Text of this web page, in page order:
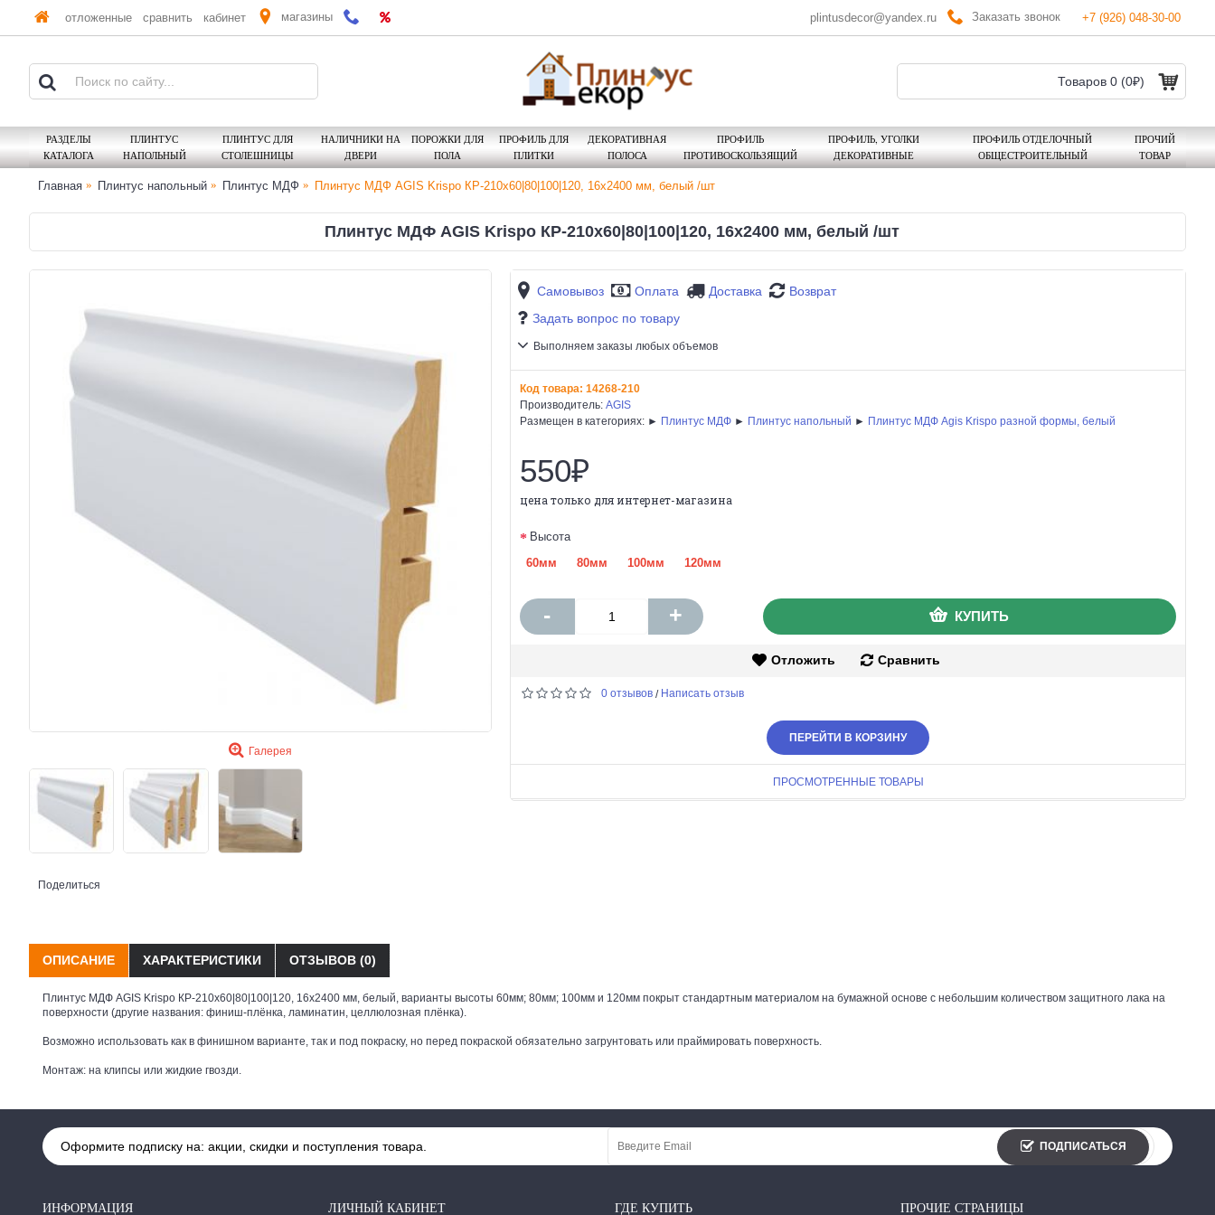
отложенные сравнить кабинет магазины plintusdecor@yandex.ru Заказать звонок +7 (926) 048-30-00
Товаров 0 (0₽)
РАЗДЕЛЫ
КАТАЛОГА
ПЛИНТУС
НАПОЛЬНЫЙ
ПЛИНТУС ДЛЯ
СТОЛЕШНИЦЫ
НАЛИЧНИКИ НА
ДВЕРИ
ПОРОЖКИ ДЛЯ
ПОЛА
ПРОФИЛЬ ДЛЯ
ПЛИТКИ
ДЕКОРАТИВНАЯ
ПОЛОСА
ПРОФИЛЬ
ПРОТИВОСКОЛЬЗЯЩИЙ
ПРОФИЛЬ, УГОЛКИ
ДЕКОРАТИВНЫЕ
ПРОФИЛЬ ОТДЕЛОЧНЫЙ
ОБЩЕСТРОИТЕЛЬНЫЙ
ПРОЧИЙ
ТОВАР
Главная Плинтус напольный Плинтус МДФ Плинтус МДФ AGIS Krispo КР-210х60|80|100|120, 16х2400 мм, белый /шт
Плинтус МДФ AGIS Krispo КР-210х60|80|100|120, 16х2400 мм, белый /шт
Галерея
Поделиться
Самовывоз Оплата Доставка
Возврат
Задать вопрос по товару
Выполняем заказы любых объемов
Код товара: 14268-210
Производитель: AGIS
Размещен в категориях: ► Плинтус МДФ ► Плинтус напольный ► Плинтус МДФ Agis Krispo разной формы, белый
550₽
цена только для интернет-магазина
Высота
60мм
80мм 100мм 120мм
- + КУПИТЬ
Отложить Сравнить
0 отзывов / Написать отзыв
ПЕРЕЙТИ В КОРЗИНУ
ПРОСМОТРЕННЫЕ ТОВАРЫ
ОПИСАНИЕ ХАРАКТЕРИСТИКИ ОТЗЫВОВ (0)
Плинтус МДФ AGIS Krispo КР-210х60|80|100|120, 16х2400 мм, белый, варианты высоты 60мм; 80мм; 100мм и 120мм покрыт стандартным материалом на бумажной основе с небольшим количеством защитного лака на
поверхности (другие названия: финиш-плёнка, ламинатин, целлюлозная плёнка).
Возможно использовать как в финишном варианте, так и под покраску, но перед покраской обязательно загрунтовать или праймировать поверхность.
Монтаж: на клипсы или жидкие гвозди.
Оформите подписку на: акции, скидки и поступления товара. ПОДПИСАТЬСЯ
ИНФОРМАЦИЯ ЛИЧНЫЙ КАБИНЕТ ГДЕ КУПИТЬ ПРОЧИЕ СТРАНИЦЫ